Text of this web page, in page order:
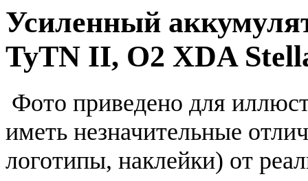
Усиленный
TyTN II, O2 XDA
Фото приведено для
иметь незначительные
логотипы, наклейки) от